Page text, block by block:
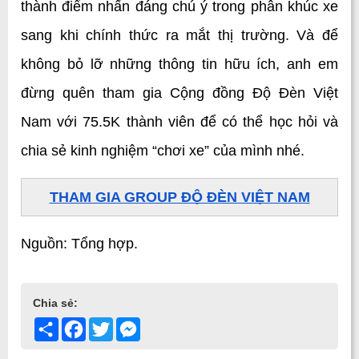
thành điểm nhấn đáng chú ý trong phân khúc xe
sang khi chính thức ra mắt thị trường. Và để
không bỏ lỡ những thông tin hữu ích, anh em
đừng quên tham gia Cộng đồng Độ Đèn Việt
Nam với 75.5K thành viên để có thể học hỏi và
chia sẻ kinh nghiệm “chơi xe” của mình nhé.
THAM GIA GROUP ĐỘ ĐÈN VIỆT NAM
Nguồn: Tổng hợp.
Chia sẻ:
Share Facebook
Twitter